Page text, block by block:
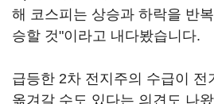
해 코스피는 상승과 하락을 반
승할 것"이라고 내다봤습니다.
급등한 2차 전지주의 수급이 전
옮겨갈 수도 있다는 의견도 나